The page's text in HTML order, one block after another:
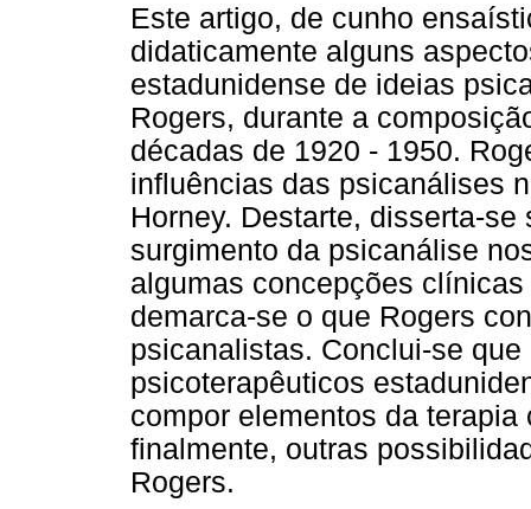
Este artigo, de cunho
didaticamente alguns
estadunidense de ideias
Rogers, durante a
décadas de 1920 - 1950.
influências das psicanálises
Horney. Destarte, disserta-
surgimento da psicanálise
algumas concepções
demarca-se o que Rogers
psicanalistas. Conclui-se
psicoterapêuticos
compor elementos da
finalmente, outras
Rogers.